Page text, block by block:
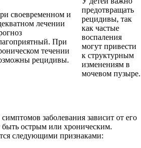
своевременном и
лечении
При
течении
рецидивы.
предотвращать
рецидивы, так
как частые
воспаления
могут привести
к структурным
изменениям в
мочевом пузыре.
заболевания зависит от его
быть острым или хроническим.
следующими признаками: